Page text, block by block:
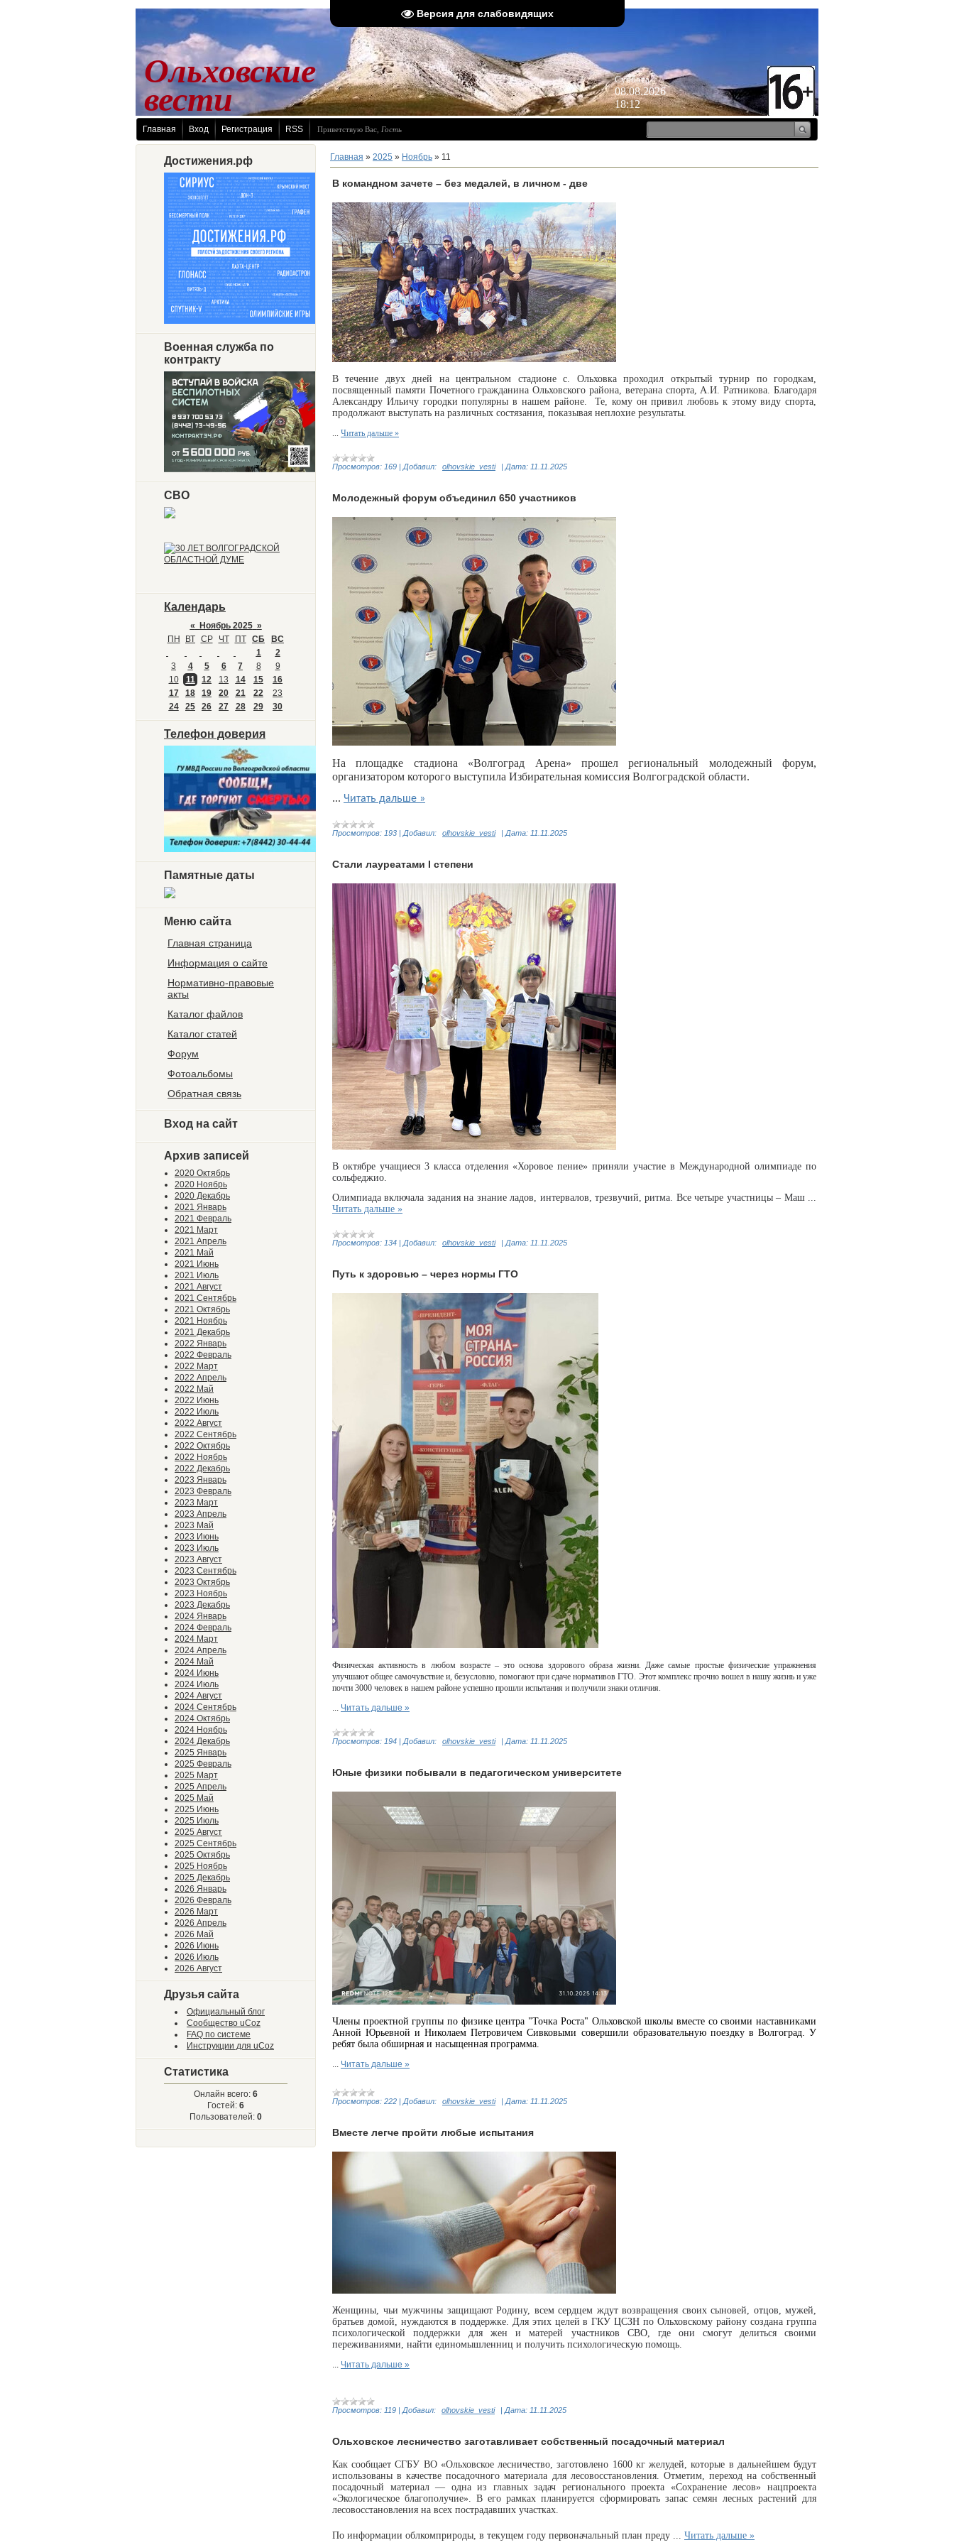
Версия для слабовидящих
Суббота
08.08.2026
18:12
Ольховские
вести
Главная Вход Регистрация RSS Приветствую Вас Гость
Достижения.рф
Военная служба по
контракту
СВО
Календарь
« Ноябрь 2025 »
ПН
ВТ СР ЧТ ПТ СБ
ВС
1
2
3
4 5 6 7 8
9
10
11 12 13 14 15
16
17
18 19 20 21 22
23
24
25 26 27 28 29 30
Телефон доверия
Памятные даты
Меню сайта
Главная страница
Информация о сайте
Нормативно-правовые
акты
Каталог файлов
Каталог статей
Форум
Фотоальбомы
Обратная связь
Вход на сайт
Архив записей
2020 Октябрь
2020 Ноябрь
2020 Декабрь
2021 Январь
2021 Февраль
2021 Март
2021 Апрель
2021 Май
2021 Июнь
2021 Июль
2021 Август
2021 Сентябрь
2021 Октябрь
2021 Ноябрь
2021 Декабрь
2022 Январь
2022 Февраль
2022 Март
2022 Апрель
2022 Май
2022 Июнь
2022 Июль
2022 Август
2022 Сентябрь
2022 Октябрь
2022 Ноябрь
2022 Декабрь
2023 Январь
2023 Февраль
2023 Март
2023 Апрель
2023 Май
2023 Июнь
2023 Июль
2023 Август
2023 Сентябрь
2023 Октябрь
2023 Ноябрь
2023 Декабрь
2024 Январь
2024 Февраль
2024 Март
2024 Апрель
2024 Май
2024 Июнь
2024 Июль
2024 Август
2024 Сентябрь
2024 Октябрь
2024 Ноябрь
2024 Декабрь
2025 Январь
2025 Февраль
2025 Март
2025 Апрель
2025 Май
2025 Июнь
2025 Июль
2025 Август
2025 Сентябрь
2025 Октябрь
2025 Ноябрь
2025 Декабрь
2026 Январь
2026 Февраль
2026 Март
2026 Апрель
2026 Май
2026 Июнь
2026 Июль
2026 Август
Друзья сайта
Официальный блог
Сообщество uCoz
FAQ по системе
Инструкции для uCoz
Статистика
Онлайн всего: 6
Гостей: 6
Пользователей: 0
Главная » 2025 » Ноябрь » 11
В командном зачете – без медалей, в личном - две
В течение двух дней на центральном стадионе с. Ольховка проходил открытый турнир по городкам,
посвященный памяти Почетного гражданина Ольховского района, ветерана спорта, А.И. Ратникова. Благодаря
Александру Ильичу городки популярны в нашем районе. Те, кому он привил любовь к этому виду спорта,
продолжают выступать на различных состязания, показывая неплохие результаты.
... Читать дальше »
Просмотров: 169 | Добавил: olhovskie_vesti | Дата: 11.11.2025
Молодежный форум объединил 650 участников
На площадке стадиона «Волгоград Арена» прошел региональный молодежный форум,
организатором которого выступила Избирательная комиссия Волгоградской области.
... Читать дальше »
Просмотров: 193 | Добавил: olhovskie_vesti | Дата: 11.11.2025
Стали лауреатами I степени
В октябре учащиеся 3 класса отделения «Хоровое пение» приняли участие в Международной олимпиаде по
сольфеджио.
Олимпиада включала задания на знание ладов, интервалов, трезвучий, ритма. Все четыре участницы – Маш ...
Читать дальше »
Просмотров: 134 | Добавил: olhovskie_vesti | Дата: 11.11.2025
Путь к здоровью – через нормы ГТО
Физическая активность в любом возрасте – это основа здорового образа жизни. Даже самые простые физические упражнения
улучшают общее самочувствие и, безусловно, помогают при сдаче нормативов ГТО. Этот комплекс прочно вошел в нашу жизнь и уже
почти 3000 человек в нашем районе успешно прошли испытания и получили знаки отличия.
... Читать дальше »
Просмотров: 194 | Добавил: olhovskie_vesti | Дата: 11.11.2025
Юные физики побывали в педагогическом университете
Члены проектной группы по физике центра "Точка Роста" Ольховской школы вместе со своими наставниками
Анной Юрьевной и Николаем Петровичем Сивковыми совершили образовательную поездку в Волгоград. У
ребят была обширная и насыщенная программа.
... Читать дальше »
Просмотров: 222 | Добавил: olhovskie_vesti | Дата: 11.11.2025
Вместе легче пройти любые испытания
Женщины, чьи мужчины защищают Родину, всем сердцем ждут возвращения своих сыновей, отцов, мужей,
братьев домой, нуждаются в поддержке. Для этих целей в ГКУ ЦСЗН по Ольховскому району создана группа
психологической поддержки для жен и матерей участников СВО, где они смогут делиться своими
переживаниями, найти единомышленниц и получить психологическую помощь.
... Читать дальше »
Просмотров: 119 | Добавил: olhovskie_vesti | Дата: 11.11.2025
Ольховское лесничество заготавливает собственный посадочный материал
Как сообщает СГБУ ВО «Ольховское лесничество, заготовлено 1600 кг желудей, которые в дальнейшем будут
использованы в качестве посадочного материала для лесовосстановления. Отметим, переход на собственный
посадочный материал — одна из главных задач регионального проекта «Сохранение лесов» нацпроекта
«Экологическое благополучие». В его рамках планируется сформировать запас семян лесных растений для
лесовосстановления на всех пострадавших участках.
По информации облкомприроды, в текущем году первоначальный план преду ... Читать дальше »